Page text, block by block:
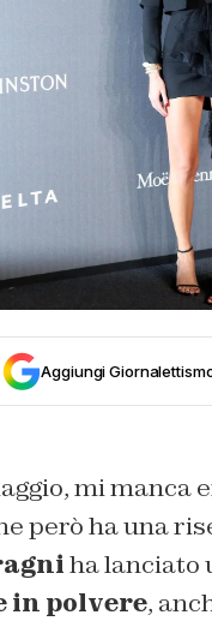
Aggiungi
mi
però ha una
ha lanciato
in polvere,